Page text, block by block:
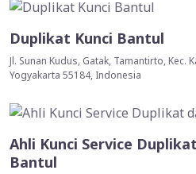
Duplikat Kunci Bantul
Jl. Sunan Kudus, Gatak, Tamantirto, Kec.
Yogyakarta 55184, Indonesia
Ahli Kunci Service
Bantul